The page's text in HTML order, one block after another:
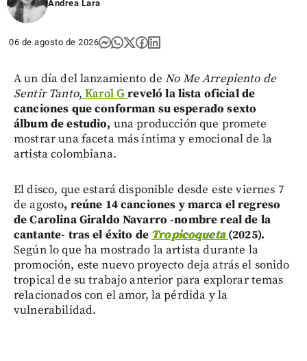
Andrea Lara
06 de agosto de 2026
A un día del lanzamiento deNo Me Arrepiento de
Sentir Tanto, Karol Greveló la lista oficial de
canciones que conforman su esperado sexto
álbum de estudio, una producción que promete
mostrar una faceta más íntima y emocional de la
artista colombiana.
El disco, que estará disponible desde este viernes 7
de agosto, reúne 14 canciones y marca el regreso
de Carolina Giraldo Navarro -nombre real de la
cantante- tras el éxito de Tropicoqueta (2025).
Según lo que ha mostrado la artista durante la
promoción, este nuevo proyecto deja atrás el sonido
tropical de su trabajo anterior para explorar temas
relacionados con el amor, la pérdida y la
vulnerabilidad.